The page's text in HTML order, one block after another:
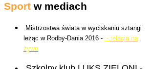
Sport w mediach
Mistrzostwa świata w wyciskaniu sztangi
leżąc w Rodby-Dania 2016 - - relacja na
żywo